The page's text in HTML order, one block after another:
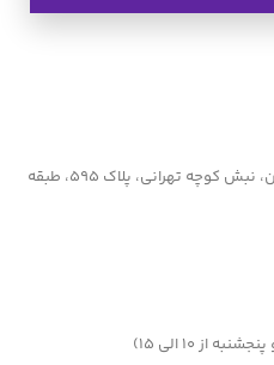
تهران، میدان رسالت،خیابان سمنگان، نبش کوچه تهرانی، پلاک ۵۹۵، طبقه